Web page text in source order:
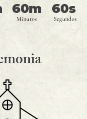
60m 60s
Minutos Segundos